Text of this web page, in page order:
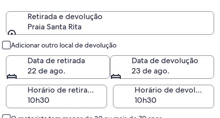
Retirada e devolução
Praia Santa Rita
Adicionar outro local de devolução
Data de retirada
22 de ago.
Data de devolução
23 de ago.
Horário de retirada
Horário de devolução